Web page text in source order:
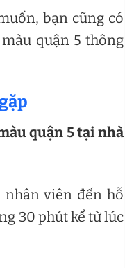
bạn cũng có
quận 5 thông
quận 5 tại nhà
nhân viên đến hỗ
30 phút kể từ lúc